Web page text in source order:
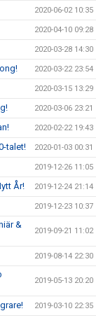
2020-06-02 10:35
2020-04-10 09:28
2020-03-28 14:30
2020-03-22 23:54
2020-03-15 13:29
2020-03-06 23:21
2020-02-22 19:43
talet! 2020-01-03 00:31
2019-12-26 11:05
År! 2019-12-24 21:14
2019-12-23 10:37
&
2019-09-21 11:02
2019-08-14 22:30
2019-05-13 20:20
2019-03-10 22:35